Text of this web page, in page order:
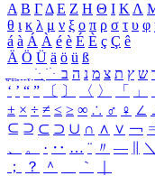
Α Β ΓΔ Ε Ζ Η Θ Ι ΚΛ
θ ι κ λ μ ν ξ ο π ρ σ τ υ φ
á à Á À é è É È ç Ç ê
Ä Ö Ü ä ö ü ß
ִֶֹ ֻּ ׁׂ ש ץ ת צ מ נ ה ב
‘ ’ “ ” 〔 〕 〈 〉 「 」
± × ÷ ≠ ≤ ≥ ∞ ∴ ♂ ♀ ∠
⊆ ⊇ ⊂ ⊃ ∪ ∩ ∧ ∨ ￢
、
。 · ‥ … ¨ 〃 ― ＼
；
？ ＾ ｀